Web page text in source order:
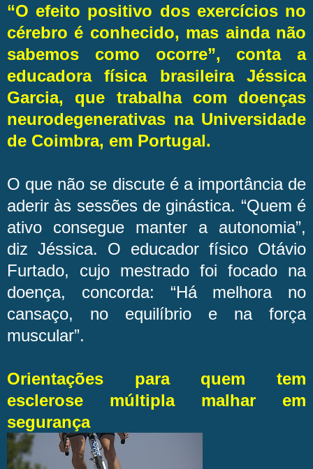
“O efeito positivo dos exercícios no
cérebro é conhecido, mas ainda não
sabemos como ocorre”, conta a
educadora física brasileira Jéssica
Garcia, que trabalha com doenças
neurodegenerativas na Universidade
de Coimbra, em Portugal.
O que não se discute é a importância de
aderir às sessões de ginástica. “Quem é
ativo consegue manter a autonomia”,
diz Jéssica. O educador físico Otávio
Furtado, cujo mestrado foi focado na
doença, concorda: “Há melhora no
cansaço, no equilíbrio e na força
muscular”.
Orientações para quem tem
esclerose múltipla malhar em
segurança